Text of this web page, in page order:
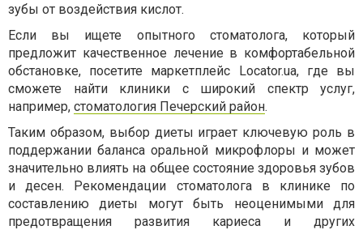
зубы от воздействия кислот.
Если вы ищете опытного стоматолога, который
предложит качественное лечение в комфортабельной
обстановке, посетите маркетплейс Locator.ua, где вы
сможете найти клиники с широкий спектр услуг,
например, стоматология Печерский район.
Таким образом, выбор диеты играет ключевую роль в
поддержании баланса оральной микрофлоры и может
значительно влиять на общее состояние здоровья зубов
и десен. Рекомендации стоматолога в клинике по
составлению диеты могут быть неоценимыми для
предотвращения развития кариеса и других